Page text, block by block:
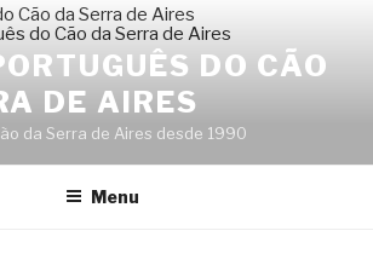
DO CÃO
DE AIRES
da Serra de Aires desde 1990
Menu